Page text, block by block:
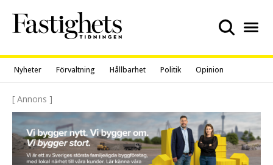
content
Nyheter Förvaltning Hållbarhet Politik Opinion
[ Annons ]